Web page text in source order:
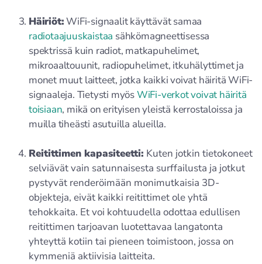
Häiriöt:WiFi-signaalit käyttävät samaa
radiotaajuuskaistaa sähkömagneettisessa
spektrissä kuin radiot, matkapuhelimet,
mikroaaltouunit, radiopuhelimet, itkuhälyttimet ja
monet muut laitteet, jotka kaikki voivat häiritä WiFi-
signaaleja. Tietysti myösWiFi-verkot voivat häiritä
toisiaan, mikä on erityisen yleistä kerrostaloissa ja
muilla tiheästi asutuilla alueilla.
Reitittimen kapasiteetti: Kuten jotkin tietokoneet
selviävät vain satunnaisesta surffailusta ja jotkut
pystyvät renderöimään monimutkaisia 3D-
objekteja, eivät kaikki reitittimet ole yhtä
tehokkaita. Et voi kohtuudella odottaa edullisen
reitittimen tarjoavan luotettavaa langatonta
yhteyttä kotiin tai pieneen toimistoon, jossa on
kymmeniä aktiivisia laitteita.